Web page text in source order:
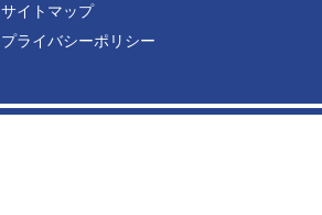
サイトマップ
プライバシーポリシー